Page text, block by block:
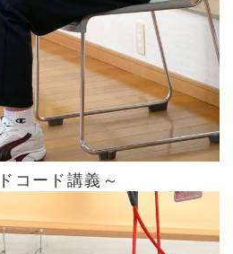
コード講義～